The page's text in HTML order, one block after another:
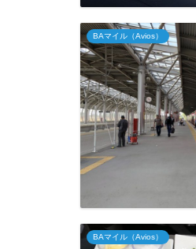
BAマイル（Avios）
BAマイル（Avios）